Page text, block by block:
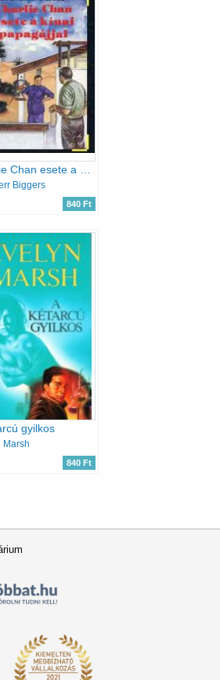
Charlie Chan esete a kínai papagájjal
Biggers
840 Ft
gyilkos
Marsh
840 Ft